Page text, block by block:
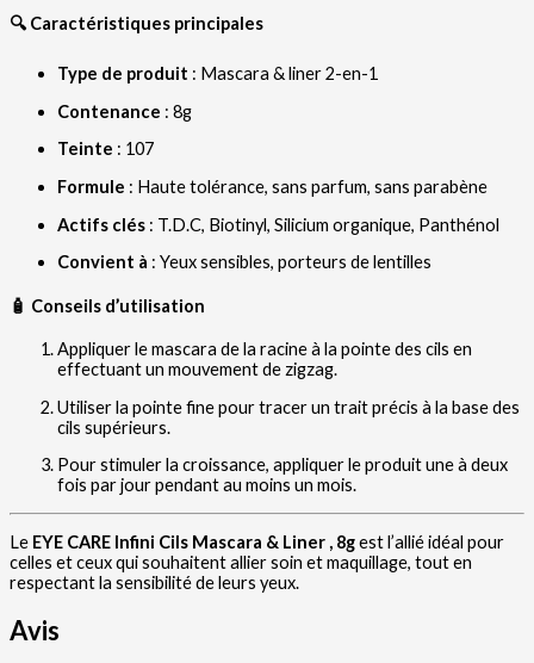
🔍 Caractéristiques principales
Type de produit : Mascara & liner 2-en-1
Contenance : 8g
Teinte : 107
Formule : Haute tolérance, sans parfum, sans parabène
Actifs clés : T.D.C, Biotinyl, Silicium organique, Panthénol
Convient à : Yeux sensibles, porteurs de lentilles
🧴 Conseils d’utilisation
Appliquer le mascara de la racine à la pointe des cils en
effectuant un mouvement de zigzag.
Utiliser la pointe fine pour tracer un trait précis à la base des
cils supérieurs.
Pour stimuler la croissance, appliquer le produit une à deux
fois par jour pendant au moins un mois.
Le EYE CARE Infini Cils Mascara & Liner , 8gest l’allié idéal pour
celles et ceux qui souhaitent allier soin et maquillage, tout en
respectant la sensibilité de leurs yeux.
Avis